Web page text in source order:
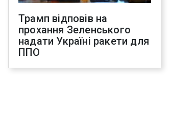
Трамп відповів на
прохання Зеленського
надати Україні ракети для
ППО